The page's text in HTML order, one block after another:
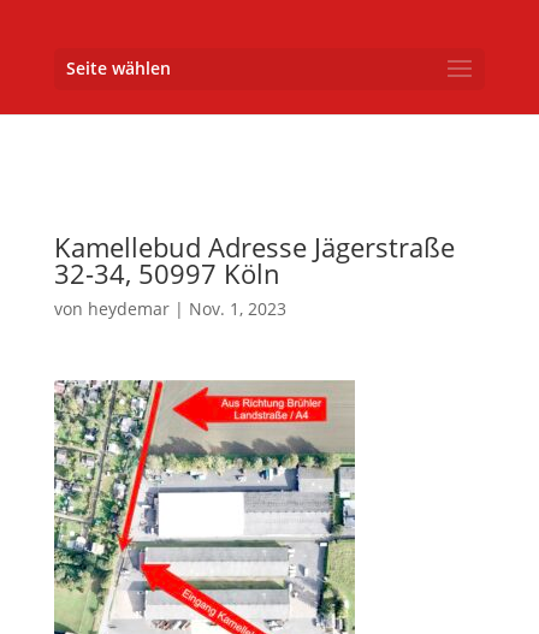
Seite wählen
Kamellebud Adresse Jägerstraße
32-34, 50997 Köln
von heydemar| Nov. 1, 2023